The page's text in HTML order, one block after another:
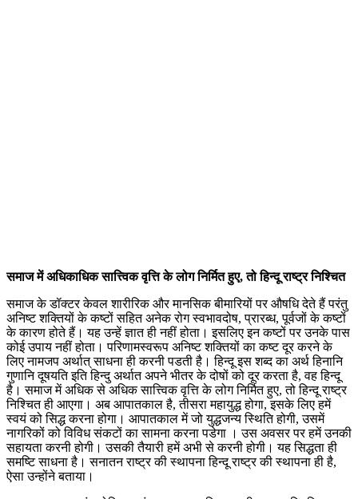
समाज में अधिकाधिक सात्त्विक वृत्ति के लोग निर्मित हुए, तो हिन्दू राष्ट्र निश्चित
समाज के डॉक्टर केवल शारीरिक और मानसिक बीमारियों पर औषधि देते हैं परंतु
अनिष्ट शक्तियों के कष्टों सहित अनेक रोग स्वभावदोष, प्रारब्ध, पूर्वजों के कष्टों
के कारण होते हैं। यह उन्हें ज्ञात ही नहीं होता। इसलिए इन कष्टों पर उनके पास
कोई उपाय नहीं होता। परिणामस्वरूप अनिष्ट शक्तियों का कष्ट दूर करने के
लिए नामजप अर्थात् साधना ही करनी पडती है। हिन्दू इस शब्द का अर्थ हिनानि
गुणानि दूषयति इति हिन्दु अर्थात अपने भीतर के दोषों को दूर करता है, वह हिन्दू
है। समाज में अधिक से अधिक सात्त्विक वृत्ति के लोग निर्मित हुए, तो हिन्दू राष्ट्र
निश्चित ही आएगा। अब आपातकाल है, तीसरा महायुद्ध होगा, इसके लिए हमें
स्वयं को सिद्ध करना होगा। आपातकाल में जो युद्धजन्य स्थिति होगी, उसमें
नागरिकों को विविध संकटों का सामना करना पडेगा । उस अवसर पर हमें उनकी
सहायता करनी होगी। उसकी तैयारी हमें अभी से करनी होगी। यह सिद्धता ही
समष्टि साधना है। सनातन राष्ट्र की स्थापना हिन्दू राष्ट्र की स्थापना ही है,
ऐसा उन्होंने बताया।